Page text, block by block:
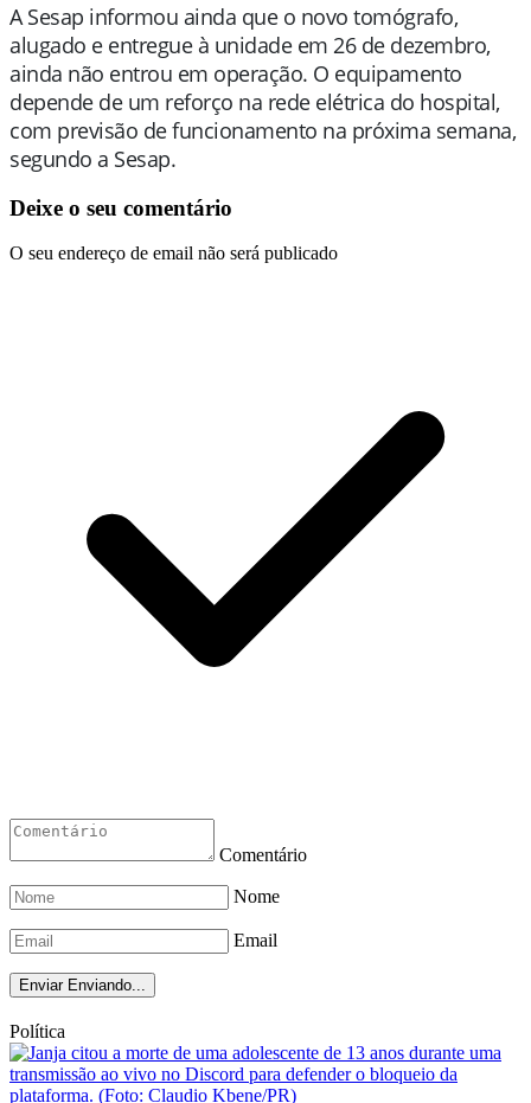
A Sesap informou ainda que o novo tomógrafo,
alugado e entregue à unidade em 26 de dezembro,
ainda não entrou em operação. O equipamento
depende de um reforço na rede elétrica do hospital,
com previsão de funcionamento na próxima semana,
segundo a Sesap.
Deixe o seu comentário
O seu endereço de email não será publicado
Comentário
Nome
Email
Enviar Enviando...
Política